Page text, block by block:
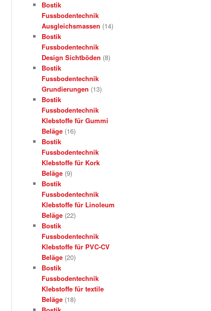
Bostik
Fussbodentechnik
Ausgleichsmassen (14)
Bostik
Fussbodentechnik
Design Sichtböden (8)
Bostik
Fussbodentechnik
Grundierungen (13)
Bostik
Fussbodentechnik
Klebstoffe für Gummi
Beläge (16)
Bostik
Fussbodentechnik
Klebstoffe für Kork
Beläge (9)
Bostik
Fussbodentechnik
Klebstoffe für Linoleum
Beläge (22)
Bostik
Fussbodentechnik
Klebstoffe für PVC-CV
Beläge (20)
Bostik
Fussbodentechnik
Klebstoffe für textile
Beläge (18)